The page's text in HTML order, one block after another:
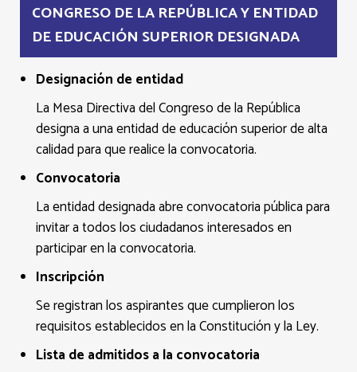
CONGRESO DE LA REPÚBLICA Y ENTIDAD
DE EDUCACIÓN SUPERIOR DESIGNADA
Designación de entidad
La Mesa Directiva del Congreso de la República
designa a una entidad de educación superior de alta
calidad para que realice la convocatoria.
Convocatoria
La entidad designada abre convocatoria pública para
invitar a todos los ciudadanos interesados en
participar en la convocatoria.
Inscripción
Se registran los aspirantes que cumplieron los
requisitos establecidos en la Constitución y la Ley.
Lista de admitidos a la convocatoria